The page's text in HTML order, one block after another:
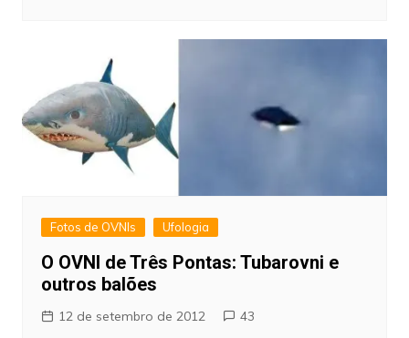
Fotos de OVNIs Ufologia
O OVNI de Três Pontas: Tubarovni e
outros balões
12 de setembro de 2012 43